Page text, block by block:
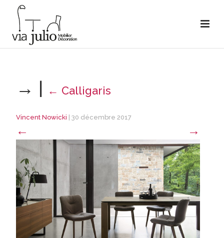
→ | ← Calligaris
Vincent Nowicki 30 décembre 2017
← →